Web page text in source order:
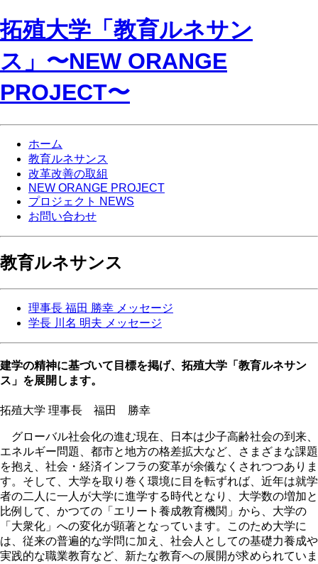
拓殖大学「教育ルネサン
ス」〜NEW ORANGE
PROJECT〜
ホーム
教育ルネサンス
改革改善の取組
NEW ORANGE PROJECT
プロジェクト NEWS
お問い合わせ
教育ルネサンス
理事長 福田 勝幸 メッセージ
学長 川名 明夫 メッセージ
建学の精神に基づいて目標を掲げ、拓殖大学「教育ルネサン
ス」を展開します。
拓殖大学 理事長 福田 勝幸
グローバル社会化の進む現在、日本は少子高齢社会の到来、
エネルギー問題、都市と地方の格差拡大など、さまざまな課題
を抱え、社会・経済インフラの変革が余儀なくされつつありま
す。そして、大学を取り巻く環境に目を転ずれば、近年は就学
者の二人に一人が大学に進学する時代となり、大学数の増加と
比例して、かつての「エリート養成教育機関」から、大学の
「大衆化」への変化が顕著となっています。このため大学に
は、従来の普遍的な学問に加え、社会人としての基礎力養成や
実践的な職業教育など、新たな教育への展開が求められていま